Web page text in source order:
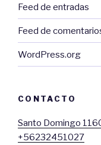
Feed de entradas
Feed de
WordPress.org
CONTACTO
Santo Domingo
+56232451027